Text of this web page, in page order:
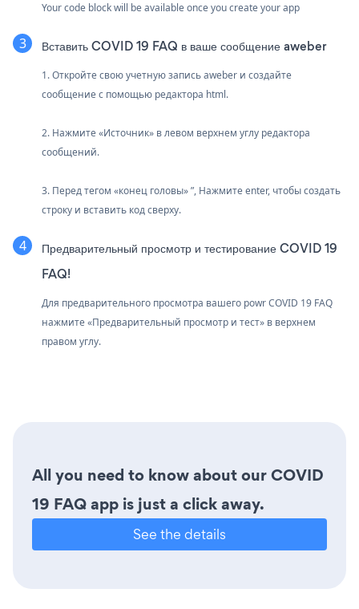
Your code block will be available once you create your app
Вставить COVID 19 FAQ в ваше сообщение aweber
1. Откройте свою учетную запись aweber и создайте
сообщение с помощью редактора html.
2. Нажмите «Источник» в левом верхнем углу редактора
сообщений.
3. Перед тегом «конец головы» ”, Нажмите enter, чтобы создать
строку и вставить код сверху.
Предварительный просмотр и тестирование COVID 19
FAQ!
Для предварительного просмотра вашего powr COVID 19 FAQ
нажмите «Предварительный просмотр и тест» в верхнем
правом углу.
All you need to know about our COVID
19 FAQ app is just a click away.
See the details